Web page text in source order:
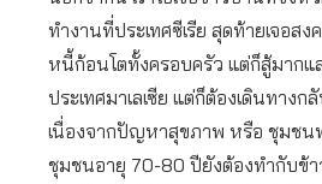
ทำงานที่ประเทศซีเรีย สุดท้ายเจอส
หนี้ก้อนโตทั้งครอบครัว แต่ก็สู้มากแ
ประเทศมาเลเซีย แต่ก็ต้องเดินทางก
เนื่องจากปัญหาสุขภาพ หรือ ชุมชน
ชุมชนอายุ 70-80 ปียังต้องทำกับข้า